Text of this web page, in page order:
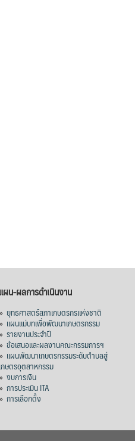
แผน-ผลการดำเนินงาน
» ยุทธศาสตร์สภาเกษตรกรแห่งชาติ
» แผนแม่บทเพื่อพัฒนาเกษตรกรรม
» รายงานประจำปี
» ข้อเสนอและผลงานคณะกรรมการฯ
» แผนพัฒนาเกษตรกรรมระดับตำบลสู่
เกษตรอุตสาหกรรม
» งบการเงิน
» การประเมิน ITA
» การเลือกตั้ง